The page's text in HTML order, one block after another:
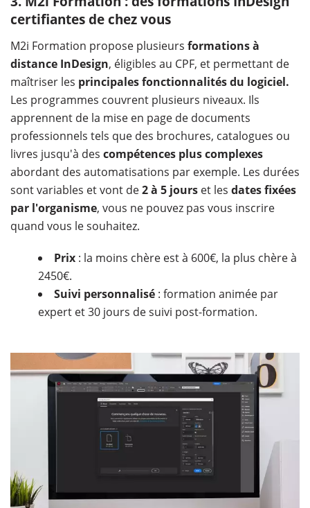
certifiantes de chez vous
M2i Formation propose plusieurs formations à
distance InDesign, éligibles au CPF, et permettant de
maîtriser les principales fonctionnalités du logiciel.
Les programmes couvrent plusieurs niveaux. Ils
apprennent de la mise en page de documents
professionnels tels que des brochures, catalogues ou
livres jusqu'à des compétences plus complexes
abordant des automatisations par exemple. Les durées
sont variables et vont de2 à 5 jours et les dates fixées
par l'organisme, vous ne pouvez pas vous inscrire
quand vous le souhaitez.
Prix : la moins chère est à 600€, la plus chère à
2450€.
Suivi personnalisé : formation animée par
expert et 30 jours de suivi post-formation.